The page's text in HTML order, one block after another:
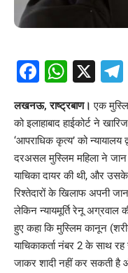
X
लखनऊ, राष्ट्रबाण। एक
को इलाहाबाद हाईकोर्ट ने
‘आपराधिक कृत्य’ को न्यायालय
दरअसल मुस्लिम महिला ने जान
याचिका दायर की थी, और उसके
रिश्तेदारों के खिलाफ अपनी
लेकिन न्यायमूर्ति रेनू अग्रवाल
हुए कहा कि मुस्लिम कानून
याचिकाकर्ता नंबर 2 के साथ रह
जाकर शादी नहीं कर सकती